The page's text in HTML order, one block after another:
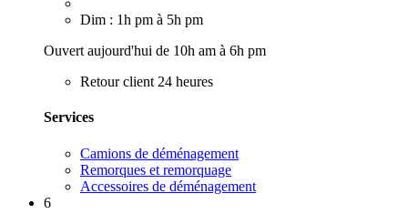
Dim : 1h pm à 5h pm
Ouvert aujourd'hui de 10h am à 6h pm
Retour client 24 heures
Services
Camions de déménagement
Remorques et remorquage
Accessoires de déménagement
6